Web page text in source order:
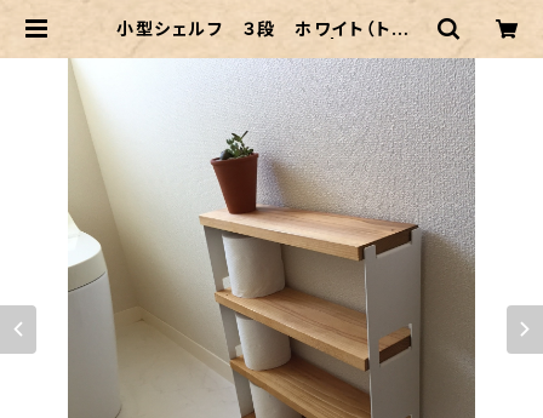
小型シェルフ ３段 ホワイト（トイレ
収納・小物ディスプレイ） | craftec